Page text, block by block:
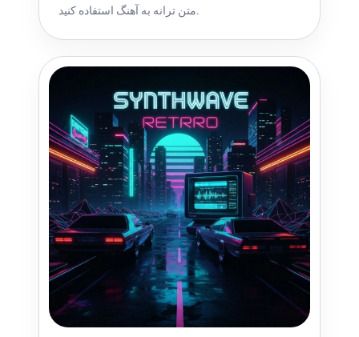
متن ترانه به آهنگ استفاده کنید.